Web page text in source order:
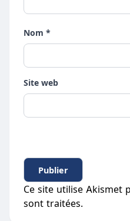
Nom *
Site web
Ce site utilise Akismet
sont traitées.